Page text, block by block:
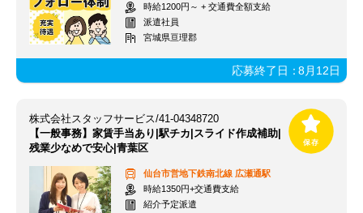
時給1200円～ + 交通費全額支給
派遣社員
宮城県亘理郡
応募終了日：8月12日
株式会社スタッフサービス/41-04348720
【一般事務】家賃手当あり|駅チカ|スライド作成補助|
残業少なめで安心|青葉区
仙台市営地下鉄南北線 広瀬通駅
時給1350円+交通費支給
紹介予定派遣